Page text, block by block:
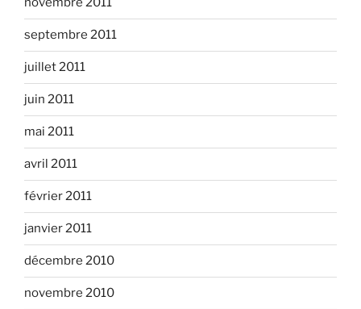
septembre 2011
juillet 2011
juin 2011
mai 2011
avril 2011
février 2011
janvier 2011
décembre 2010
novembre 2010